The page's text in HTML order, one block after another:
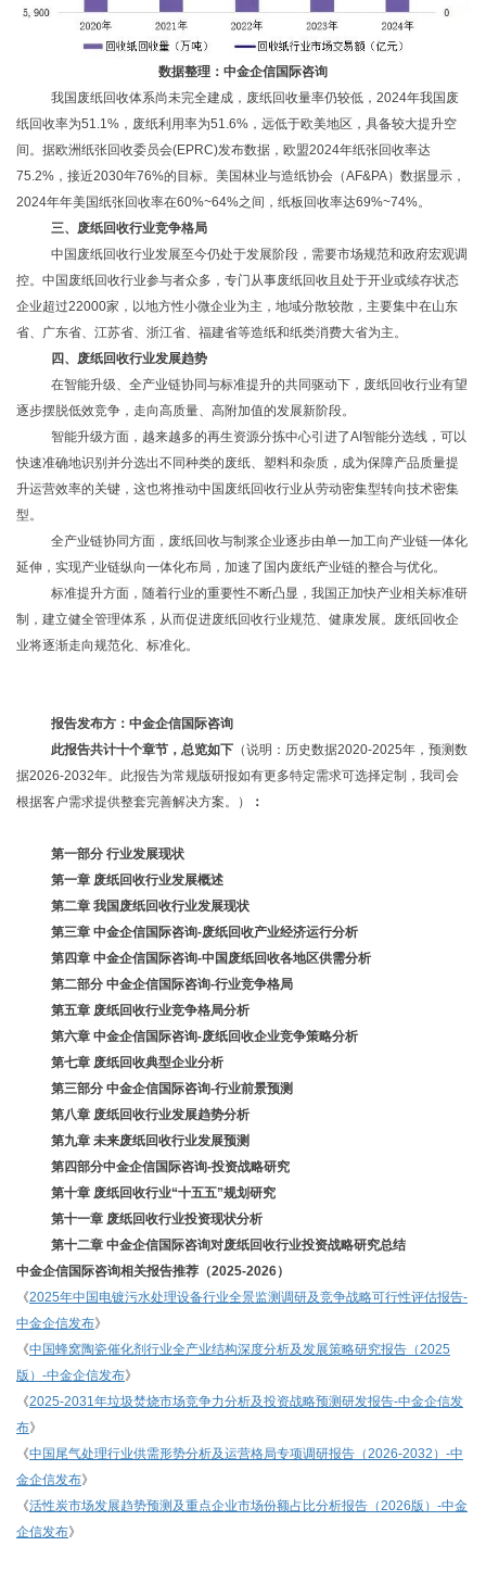
数据整理：中金企信国际咨询
我国废纸回收体系尚未完全建成，废纸回收量率仍较低， 2024年我国废
纸回收率为51.1%，废纸利用率为51.6%，远低于欧美地区，具备较大提升空
间。据欧洲纸张回收委员会(EPRC)发布数据，欧盟2024年纸张回收率达
75.2%，接近2030年76%的目标。美国林业与造纸协会（AF&PA）数据显示，
2024年年美国纸张回收率在60%~64%之间，纸板回收率达69%~74%。
三、 废纸回收行业竞争格局
中国废纸回收行业发展至今仍处于发展阶段，需要市场规范和政府宏观调
控。中国废纸回收行业参与者众多，专门从事废纸回收且处于开业或续存状态
企业超过22000家，以地方性小微企业为主，地域分散较散，主要集中在山东
省、广东省、江苏省、浙江省、福建省等造纸和纸类消费大省为主。
四、废纸回收行业发展趋势
在智能升级、全产业链协同与标准提升的共同驱动下，废纸回收行业有望
逐步摆脱低效竞争，走向高质量、高附加值的发展新阶段。
智能升级方面，越来越多的再生资源分拣中心引进了AI智能分选线，可以
快速准确地识别并分选出不同种类的废纸、塑料和杂质，成为保障产品质量提
升运营效率的关键，这也将推动中国废纸回收行业从劳动密集型转向技术密集
型。
全产业链协同方面，废纸回收与制浆企业逐步由单一加工向产业链一体化
延伸，实现产业链纵向一体化布局，加速了国内废纸产业链的整合与优化。
标准提升方面，随着行业的重要性不断凸显，我国正加快产业相关标准研
制，建立健全管理体系，从而促进废纸回收行业规范、健康发展。废纸回收企
业将逐渐走向规范化、标准化。
报告发布方：中金企信国际咨询
此报告共计十个章节，总览如下 （说明：历史数据2020-2025年，预测数
据2026-2032年。此报告为常规版研报如有更多特定需求可选择定制，我司会
根据客户需求提供整套完善解决方案。）
：
第一部分 行业发展现状
第一章 废纸回收行业发展概述
第二章 我国废纸回收行业发展现状
第三章 中金企信国际咨询-废纸回收产业经济运行分析
第四章 中金企信国际咨询-中国废纸回收各地区供需分析
第二部分 中金企信国际咨询-行业竞争格局
第五章 废纸回收行业竞争格局分析
第六章 中金企信国际咨询-废纸回收企业竞争策略分析
第七章 废纸回收典型企业分析
第三部分 中金企信国际咨询-行业前景预测
第八章 废纸回收行业发展趋势分析
第九章 未来废纸回收行业发展预测
第四部分中金企信国际咨询-投资战略研究
第十章 废纸回收行业“十五五”规划研究
第十一章 废纸回收行业投资现状分析
第十二章 中金企信国际咨询对废纸回收行业投资战略研究总结
中金企信国际咨询相关报告推荐（2025-2026）
《2025年中国电镀污水处理设备行业全景监测调研及竞争战略可行性评估报告-
中金企信发布》
《中国蜂窝陶瓷催化剂行业全产业结构深度分析及发展策略研究报告（2025
版）-中金企信发布》
《2025-2031年垃圾焚烧市场竞争力分析及投资战略预测研发报告-中金企信发
布》
《中国尾气处理行业供需形势分析及运营格局专项调研报告（2026-2032）-中
金企信发布》
《活性炭市场发展趋势预测及重点企业市场份额占比分析报告（2026版）-中金
企信发布》